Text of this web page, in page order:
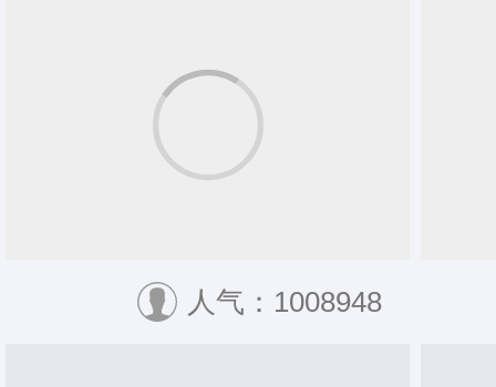
人气：1008948